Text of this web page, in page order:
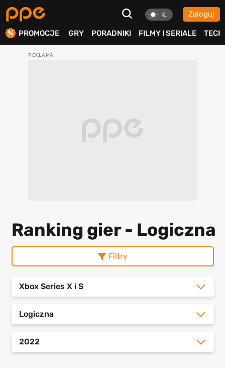
Zaloguj
PROMOCJE GRY PORADNIKI FILMY I SERIALE TECH
Ranking gier - Logiczna
Filtry
Xbox Series X i S
Logiczna
2022